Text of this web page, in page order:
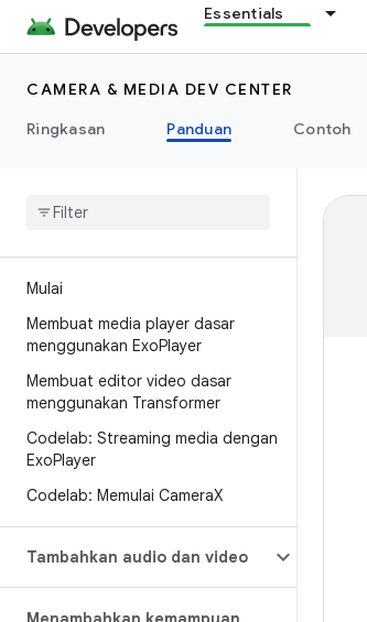
Essentials
CAMERA & MEDIA DEV CENTER
Ringkasan
Panduan Contoh
Mulai
Membuat media player dasar
menggunakan ExoPlayer
Membuat editor video dasar
menggunakan Transformer
Codelab: Streaming media dengan
ExoPlayer
Codelab: Memulai CameraX
Tambahkan audio dan video